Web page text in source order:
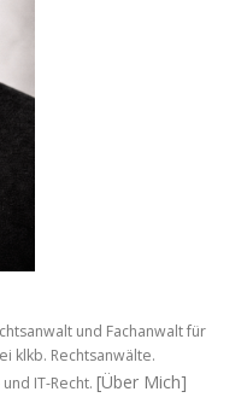
und Fachanwalt für
klkb. Rechtsanwälte.
IT-Recht. [Über Mich]